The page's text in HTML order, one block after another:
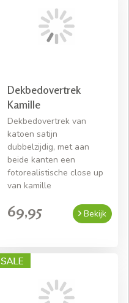
Dekbedovertrek
Kamille
Dekbedovertrek van
katoen satijn
dubbelzijdig, met aan
beide kanten een
fotorealistische close up
van kamille
69,95 Bekijk